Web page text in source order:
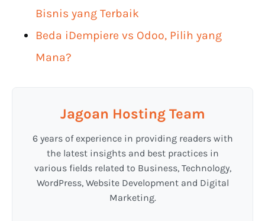
Bisnis yang Terbaik
Beda iDempiere vs Odoo, Pilih yang
Mana?
Jagoan Hosting Team
6 years of experience in providing readers with
the latest insights and best practices in
various fields related to Business, Technology,
WordPress, Website Development and Digital
Marketing.